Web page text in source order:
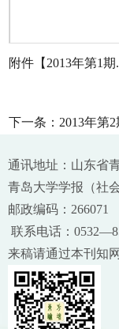
附件【 2013年第1期
下一条： 2013年第2
通讯地址：山东省
青岛大学学报（社
邮政编码：266071
联系电话：
来稿请通过本刊知